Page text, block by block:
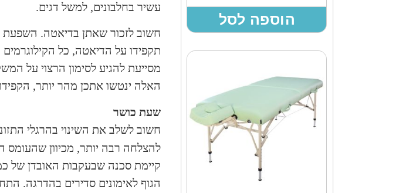
הוספה לסל
עשיר בחלבונים, למשל דגים.
חשוב לזכור שאתן בדיאטה. השפעת
תקפידו על הדיאטה, כל הקילוגרמים
מסייעת להגיע לסימון הרצוי על
האלה ינטשו אתכן מהר יותר,
שעת כושר
חשוב לשלב את השינוי בהרגלי
להצלחה רבה יותר, מכיוון שהעומס
קיימת סכנה שבעקבות האובדן של
הגוף לאימונים סדירים בהדרגה.